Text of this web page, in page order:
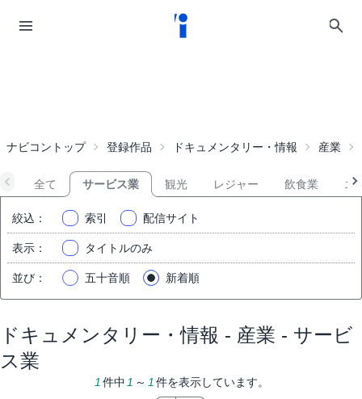
ナビコントップ 登録作品 ドキュメンタリー・情報 産業
全て サービス業 観光 レジャー 飲食業 エ
絞込 ： 索引 配信サイト
表示 ： タイトルのみ
並び ： 五十音順 新着順
ドキュメンタリー・情報 - 産業 - サービ
ス業
1 件中 1 ～ 1 件を表示しています。